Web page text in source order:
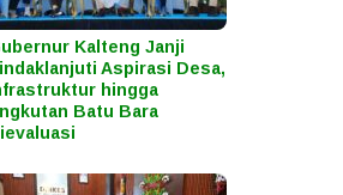
Kalteng Janji
Aspirasi Desa,
hingga
Batu Bara